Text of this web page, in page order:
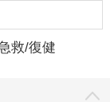
。
、呼吸和其他的
與大家分享。
救/復健